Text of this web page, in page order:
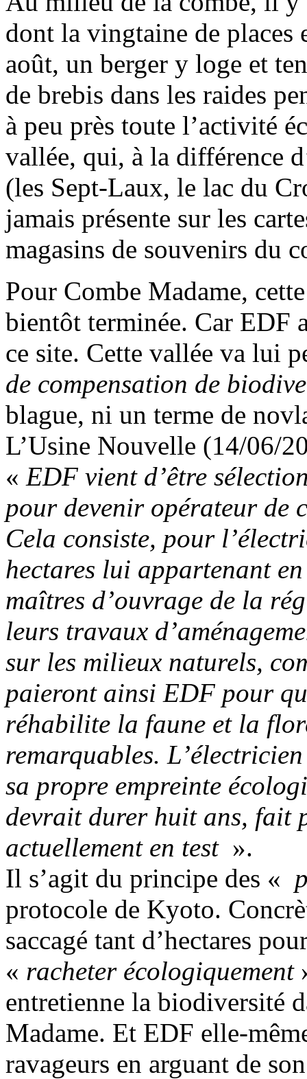
dont la vingtaine de places
août, un berger y loge et
de brebis dans les raides
à peu près toute l’activité
vallée, qui, à la différence
(les Sept-Laux, le lac du
jamais présente sur les
magasins de souvenirs du
Pour Combe Madame,
bientôt terminée. Car EDF
ce site. Cette vallée va lui
de compensation de
blague, ni un terme de
L’Usine Nouvelle (14/06/
« EDF vient d’être
pour devenir opérateur de
Cela consiste, pour
hectares lui appartenant
maîtres d’ouvrage de la
leurs travaux
sur les milieux naturels,
paieront ainsi EDF pour
réhabilite la faune et la
remarquables.
sa propre empreinte
devrait durer huit ans, fait
actuellement en test ».
Il s’agit du principe des «
protocole de Kyoto.
saccagé tant d’hectares
« racheter écologiquement
entretienne la biodiversité
Madame. Et EDF elle-
ravageurs en arguant de